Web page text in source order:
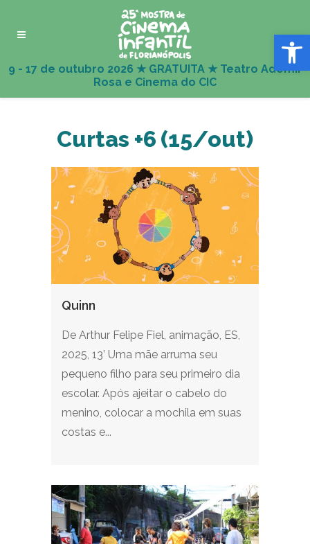
Abrir
Curtas +6 (15/out)
Quinn
De Arthur Felipe Fiel, animação, ES,
2025, 13’ Uma mãe arruma seu
pequeno filho para seu primeiro dia
escolar. Após ajeitar o cabelo do
menino, colocar a mochila em suas
costas e...